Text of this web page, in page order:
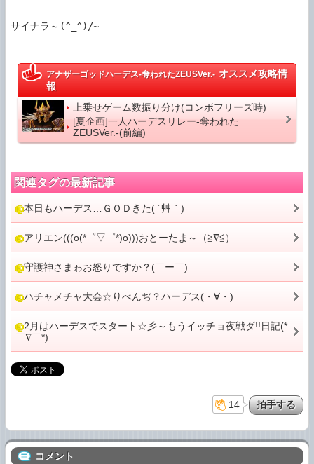
サイナラ～(^_^)/~
アナザーゴッドハーデス-奪われたZEUSVer.- オススメ攻略情
報
上乗せゲーム数振り分け(コンボフリーズ時)
[夏企画]一人ハーデスリレー-奪われた
ZEUSVer.-(前編)
関連タグの最新記事
本日もハーデス…ＧＯＤきた( ´艸｀)
アリエン(((o(*゜▽゜*)o)))おとーたま～（≧∇≦）
守護神さまゎお怒りですか？(￣ー￣)
ハチャメチャ大会☆りべんぢ？ハーデス(・∀・)
2月はハーデスでスタート☆彡～もうイッチョ夜戦ダ!!日記(*
￣∇￣*)
14
コメント